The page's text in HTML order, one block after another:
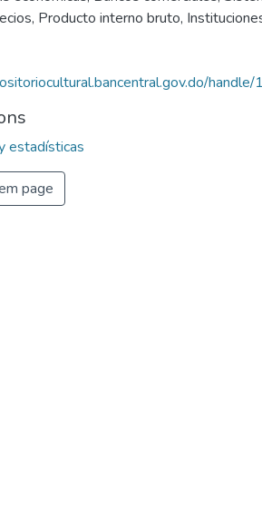
, Producto interno bruto,
estadísticas
page